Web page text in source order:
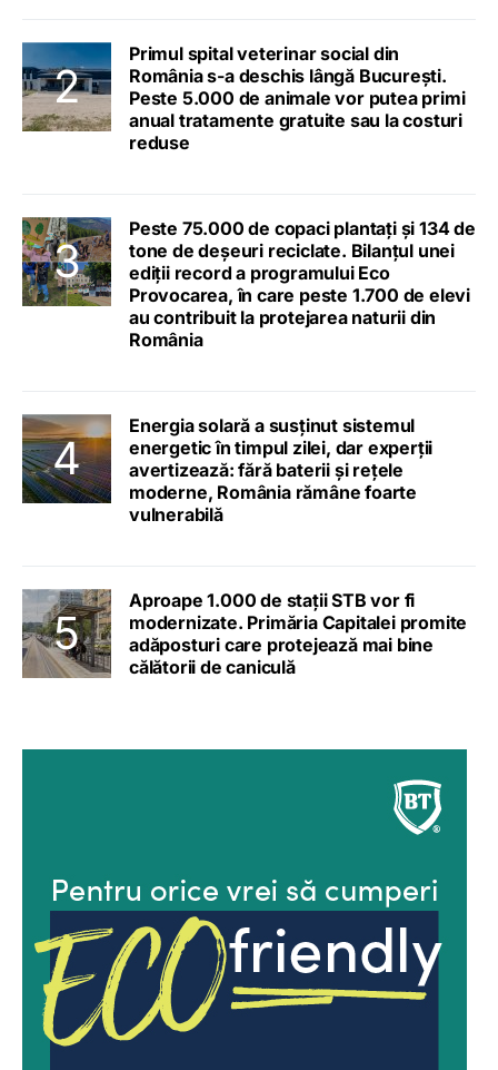
Primul spital veterinar social din
România s-a deschis lângă București.
Peste 5.000 de animale vor putea primi
anual tratamente gratuite sau la costuri
reduse
Peste 75.000 de copaci plantați și 134 de
tone de deșeuri reciclate. Bilanțul unei
ediții record a programului Eco
Provocarea, în care peste 1.700 de elevi
au contribuit la protejarea naturii din
România
Energia solară a susținut sistemul
energetic în timpul zilei, dar experții
avertizează: fără baterii și rețele
moderne, România rămâne foarte
vulnerabilă
Aproape 1.000 de stații STB vor fi
modernizate. Primăria Capitalei promite
adăposturi care protejează mai bine
călătorii de caniculă